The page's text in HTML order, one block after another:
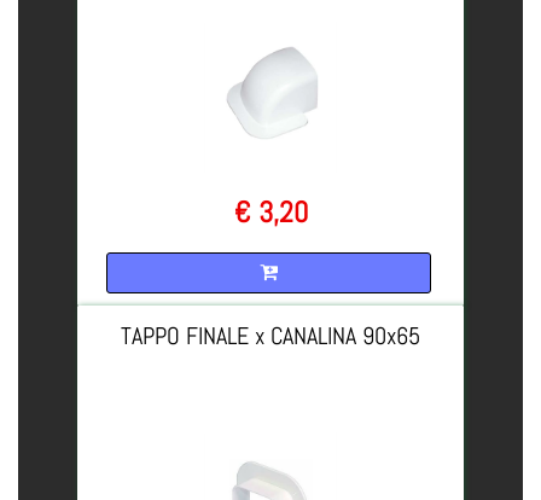
€ 3,20
TAPPO FINALE x CANALINA 90x65